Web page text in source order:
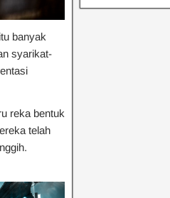
banyak
syarikat-
reka bentuk
telah